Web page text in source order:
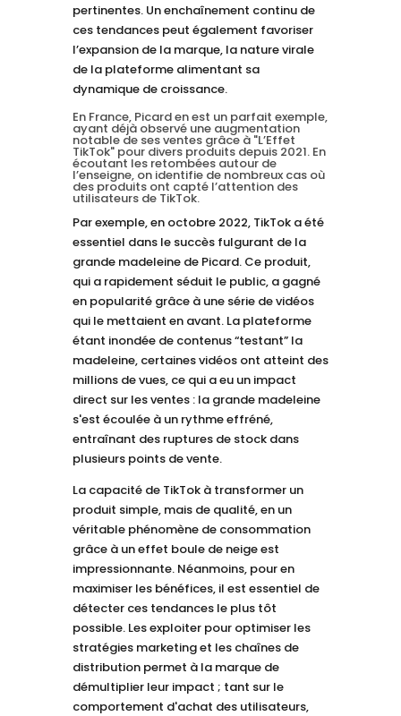
pertinentes. Un enchaînement continu de
ces tendances peut également favoriser
l’expansion de la marque, la nature virale
de la plateforme alimentant sa
dynamique de croissance.
En France, Picard en est un parfait exemple,
ayant déjà observé une augmentation
notable de ses ventes grâce à "L’Effet
TikTok" pour divers produits depuis 2021. En
écoutant les retombées autour de
l’enseigne, on identifie de nombreux cas où
des produits ont capté l’attention des
utilisateurs de TikTok.
Par exemple, en octobre 2022, TikTok a été
essentiel dans le succès fulgurant de la
grande madeleine de Picard. Ce produit,
qui a rapidement séduit le public, a gagné
en popularité grâce à une série de vidéos
qui le mettaient en avant. La plateforme
étant inondée de contenus “testant” la
madeleine, certaines vidéos ont atteint des
millions de vues, ce qui a eu un impact
direct sur les ventes : la grande madeleine
s'est écoulée à un rythme effréné,
entraînant des ruptures de stock dans
plusieurs points de vente.
La capacité de TikTok à transformer un
produit simple, mais de qualité, en un
véritable phénomène de consommation
grâce à un effet boule de neige est
impressionnante. Néanmoins, pour en
maximiser les bénéfices, il est essentiel de
détecter ces tendances le plus tôt
possible. Les exploiter pour optimiser les
stratégies marketing et les chaînes de
distribution permet à la marque de
démultiplier leur impact ; tant sur le
comportement d'achat des utilisateurs,